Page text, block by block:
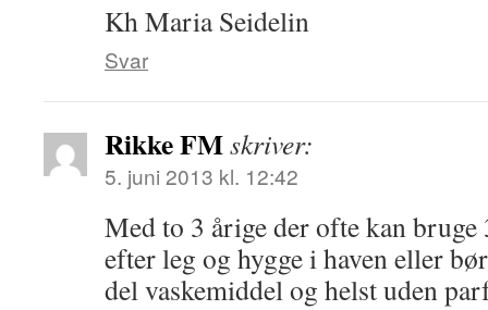
Kh Maria Seidelin
Svar
Rikke FMskriver:
5. juni 2013 kl. 12:42
Med to 3 årige der ofte kan
efter leg og hygge i haven eller
del vaskemiddel og helst uden